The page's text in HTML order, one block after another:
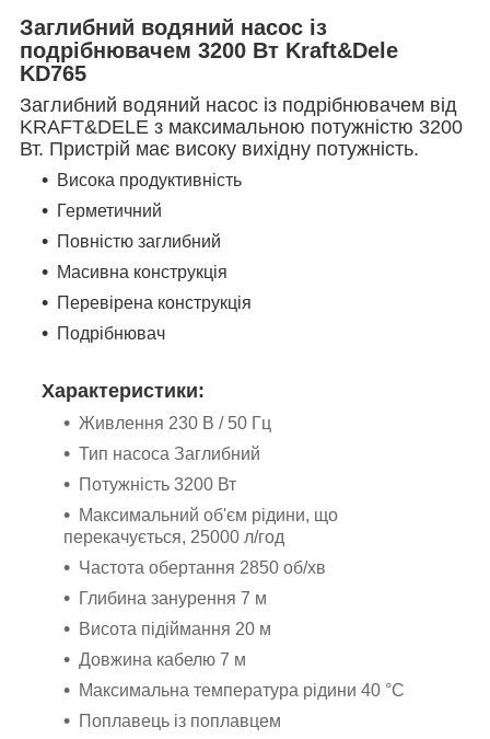
Заглибний водяний насос із
подрібнювачем 3200 Вт Kraft&Dele
KD765
Заглибний водяний насос із подрібнювачем від
KRAFT&DELE з максимальною потужністю 3200
Вт. Пристрій має високу вихідну потужність.
Висока продуктивність
Герметичний
Повністю заглибний
Масивна конструкція
Перевірена конструкція
Подрібнювач
Характеристики:
Живлення 230 В / 50 Гц
Тип насоса Заглибний
Потужність 3200 Вт
Максимальний об'єм рідини, що
перекачується, 25000 л/год
Частота обертання 2850 об/хв
Глибина занурення 7 м
Висота підіймання 20 м
Довжина кабелю 7 м
Максимальна температура рідини 40 °C
Поплавець із поплавцем